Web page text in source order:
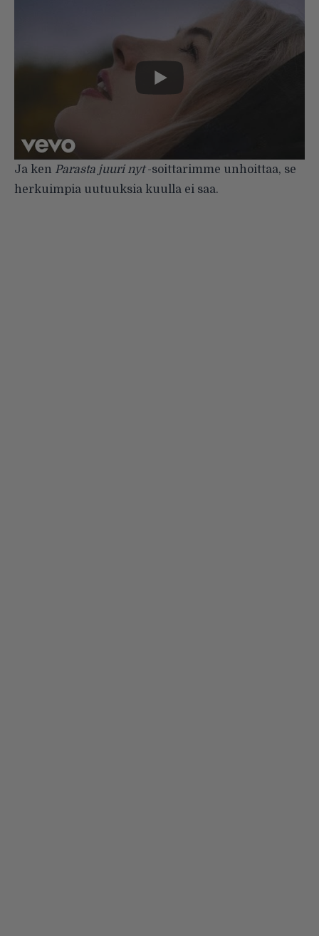
Ja ken Parasta juuri nyt-soittarimme unhoittaa, se
herkuimpia uutuuksia kuulla ei saa.